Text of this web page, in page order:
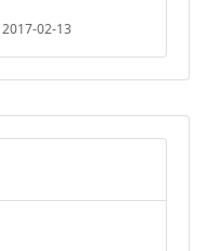
2017-02-13